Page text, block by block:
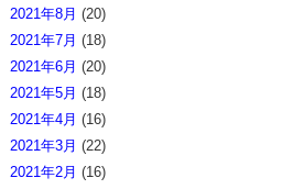
2021年8月 (20)
2021年7月 (18)
2021年6月 (20)
2021年5月 (18)
2021年4月 (16)
2021年3月 (22)
2021年2月 (16)